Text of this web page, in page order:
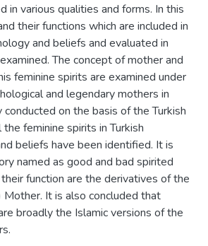
in various qualities and forms. In this
their functions which are included in
and beliefs and evaluated in
The concept of mother and
feminine spirits are examined under
and legendary mothers in
on the basis of the Turkish
feminine spirits in Turkish
beliefs have been identified. It is
named as good and bad spirited
function are the derivatives of the
It is also concluded that
broadly the Islamic versions of the